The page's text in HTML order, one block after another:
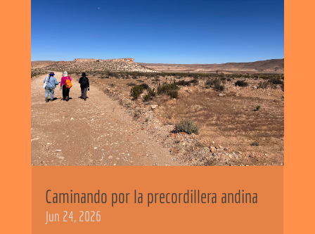
Caminando por la precordillera andina
Jun 24, 2026